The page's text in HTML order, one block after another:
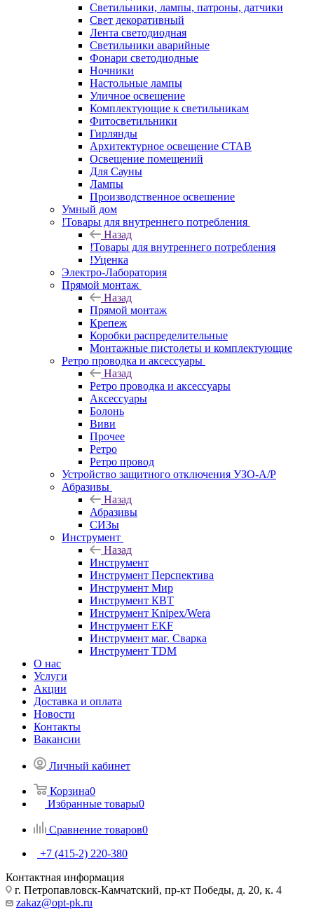
Светильники, лампы, патроны, датчики
Свет декоративный
Лента светодиодная
Светильники аварийные
Фонари светодиодные
Ночники
Настольные лампы
Уличное освещение
Комплектующие к светильникам
Фитосветильники
Гирлянды
Архитектурное освещение СТАВ
Освещение помещений
Для Сауны
Лампы
Производственное освешение
Умный дом
!Товары для внутреннего потребления
Назад
!Товары для внутреннего потребления
!Уценка
Электро-Лаборатория
Прямой монтаж
Назад
Прямой монтаж
Крепеж
Коробки распределительные
Монтажные пистолеты и комплектующие
Ретро проводка и аксессуары
Назад
Ретро проводка и аксессуары
Аксессуары
Болонь
Виви
Прочее
Ретро
Ретро провод
Устройство защитного отключения УЗО-А/Р
Абразивы
Назад
Абразивы
СИЗы
Инструмент
Назад
Инструмент
Инструмент Перспектива
Инструмент Мир
Инструмент КВТ
Инструмент Knipex/Wera
Инструмент EKF
Инструмент маг. Сварка
Инструмент TDM
О нас
Услуги
Акции
Доставка и оплата
Новости
Контакты
Вакансии
Личный кабинет
Корзина0
Избранные товары0
Сравнение товаров0
+7 (415-2) 220-380
Контактная информация
г. Петропавловск-Камчатский, пр-кт Победы, д. 20, к. 4
zakaz@opt-pk.ru